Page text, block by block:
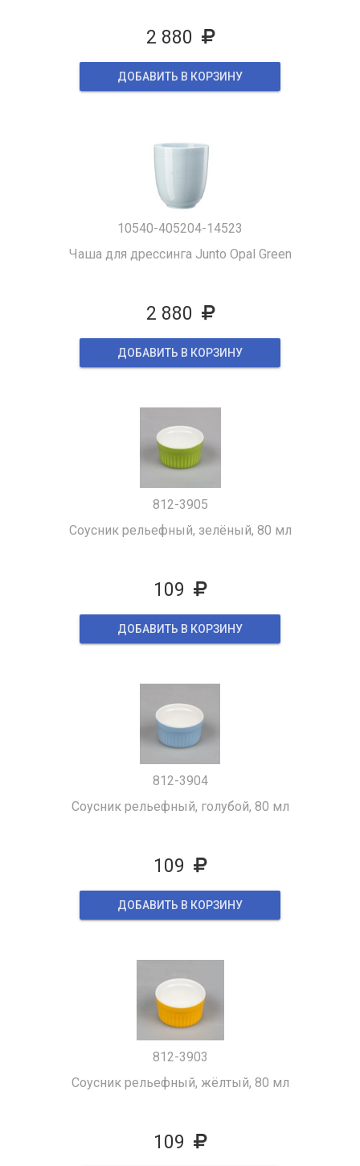
2 880
ДОБАВИТЬ В КОРЗИНУ
10540-405204-14523
Чаша для дрессинга Junto Opal Green
2 880
ДОБАВИТЬ В КОРЗИНУ
812-3905
Соусник рельефный, зелёный, 80 мл
109
ДОБАВИТЬ В КОРЗИНУ
812-3904
Соусник рельефный, голубой, 80 мл
109
ДОБАВИТЬ В КОРЗИНУ
812-3903
Соусник рельефный, жёлтый, 80 мл
109